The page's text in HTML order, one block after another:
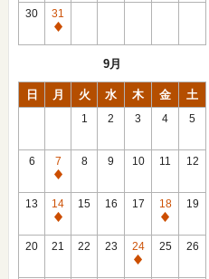
館
日
30
31
休
9月
日 月 火 水 木 金 土
1 2 3 4 5
6
7
休
館
日
8 9 10 11 12
13
14
休
館
15 16 17
18
休
館
19
20 21 22 23
24
休
25 26